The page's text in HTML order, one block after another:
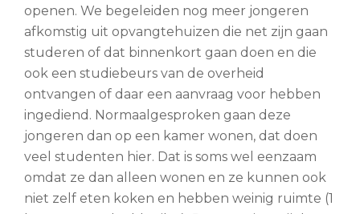
openen. We begeleiden nog meer jongeren
afkomstig uit opvangtehuizen die net zijn gaan
studeren of dat binnenkort gaan doen en die
ook een studiebeurs van de overheid
ontvangen of daar een aanvraag voor hebben
ingediend. Normaalgesproken gaan deze
jongeren dan op een kamer wonen, dat doen
veel studenten hier. Dat is soms wel eenzaam
omdat ze dan alleen wonen en ze kunnen ook
niet zelf eten koken en hebben weinig ruimte (1